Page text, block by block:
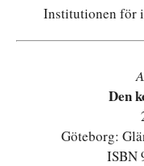
Institutionen för
Den
Göteborg:
ISBN